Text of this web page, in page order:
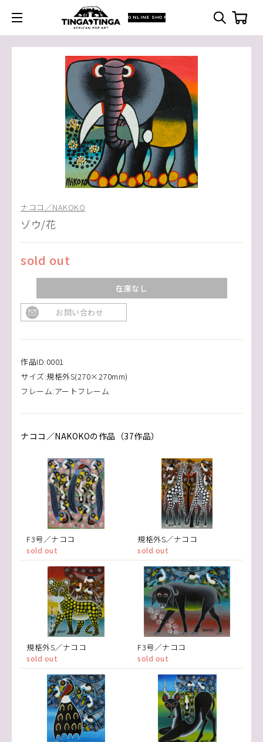
ONLINE SHOP
ナココ／NAKOKO
ゾウ/花
sold out
在庫なし
お問い合わせ
作品ID:0001
サイズ:規格外S(270×270mm)
フレーム:アートフレーム
ナココ／NAKOKOの作品（37作品）
F3号／ナココ
sold out
規格外S／ナココ
sold out
規格外S／ナココ
sold out
F3号／ナココ
sold out